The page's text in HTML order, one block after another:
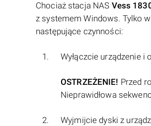
Chociaż stacja NAS Vess
z systemem Windows. Tylko
następujące czynności:
Wyłączcie urządzenie i
OSTRZEŻENIE! Przed
Nieprawidłowa
Wyjmijcie dyski z